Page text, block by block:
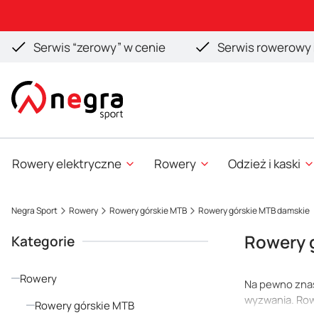
Serwis “zerowy” w cenie
Serwis rowerowy
Rowery elektryczne Rowery Odzież i kaski
Negra Sport Rowery Rowery górskie MTB Rowery górskie MTB damskie
Kategorie
Rowery
Rowery górskie MTB
Rowery
Na pewno
wyzwania.
terenu.